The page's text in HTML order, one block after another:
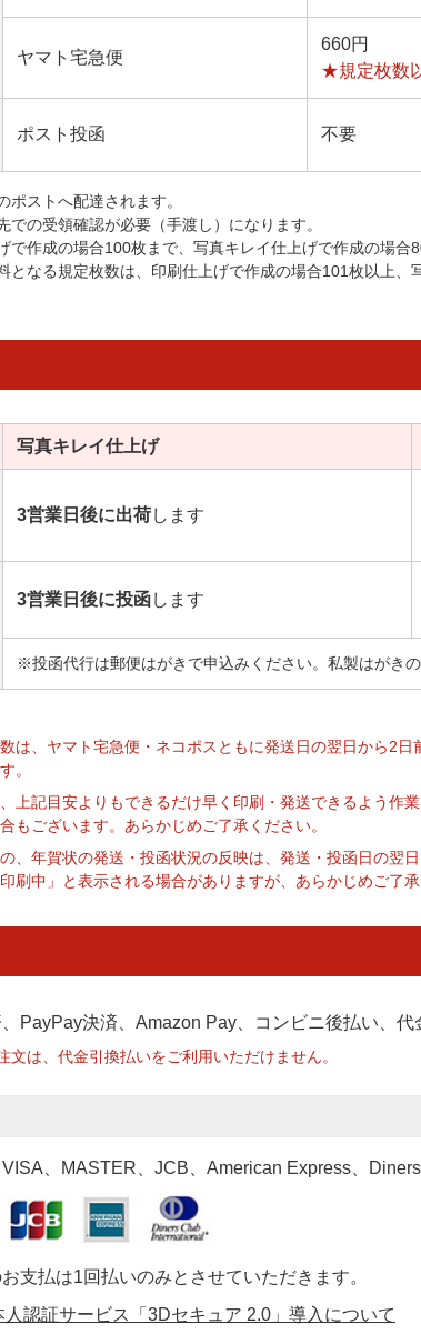
ヤマト宅急便
660円
★規定枚数
ポスト投函 不要
ストへ配達されます。
の受領確認が必要（手渡し）になります。
作成の場合100枚まで、写真キレイ仕上げで作成の場合
となる規定枚数は、印刷仕上げで作成の場合101枚以上
写真キレイ仕上げ
3営業日後に出荷します
3営業日後に投函します
※投函代行は郵便はがきで申込みください。私製はがき
は、ヤマト宅急便・ネコポスともに発送日の翌日から2
。
上記目安よりもできるだけ早く印刷・発送できるよう作
もございます。あらかじめご了承ください。
、年賀状の発送・投函状況の反映は、発送・投函日の翌
刷中」と表示される場合がありますが、あらかじめご了承
PayPay決済 、Amazon Pay、コンビニ後払い、代
は、代金引換払いをご利用いただけません。
、MASTER、JCB、American Express、Diners
支払は1回払いのみとさせていただきます。
認証サービス「3Dセキュア 2.0」導入について